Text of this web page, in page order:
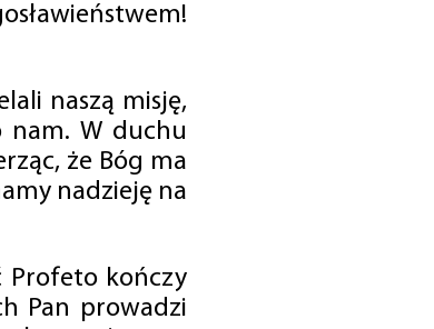
naszą misję,
nam. W duchu
że Bóg ma
nadzieję na
Profeto kończy
Pan prowadzi